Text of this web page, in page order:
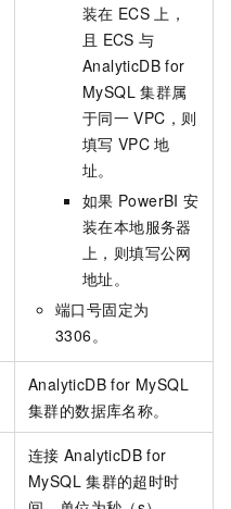
装在 ECS 上，
且 ECS 与
AnalyticDB for
MySQL 集群属
于同一 VPC，则
填写 VPC 地
址。
如果 PowerBI 安
装在本地服务器
上，则填写公网
地址。
端口号固定为
3306。
AnalyticDB for MySQL
集群的数据库名称。
连接 AnalyticDB for
MySQL 集群的超时时